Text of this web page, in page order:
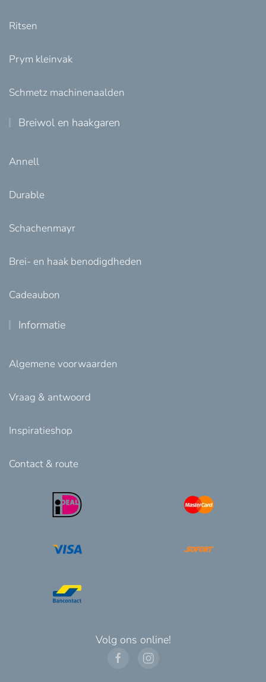
Ritsen
Prym kleinvak
Schmetz machinenaalden
Breiwol en haakgaren
Annell
Durable
Schachenmayr
Brei- en haak benodigdheden
Cadeaubon
Informatie
Algemene voorwaarden
Vraag & antwoord
Inspiratieshop
Contact & route
Volg ons online!